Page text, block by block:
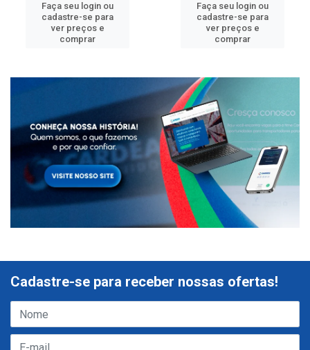
Faça seu login ou
cadastre-se para
ver preços e
comprar
Faça seu login ou
cadastre-se para
ver preços e
comprar
Cadastre-se para receber nossas ofertas!